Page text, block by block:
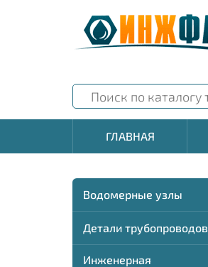
ГЛАВНАЯ
Водомерные узлы
Детали трубопроводов
Инженерная